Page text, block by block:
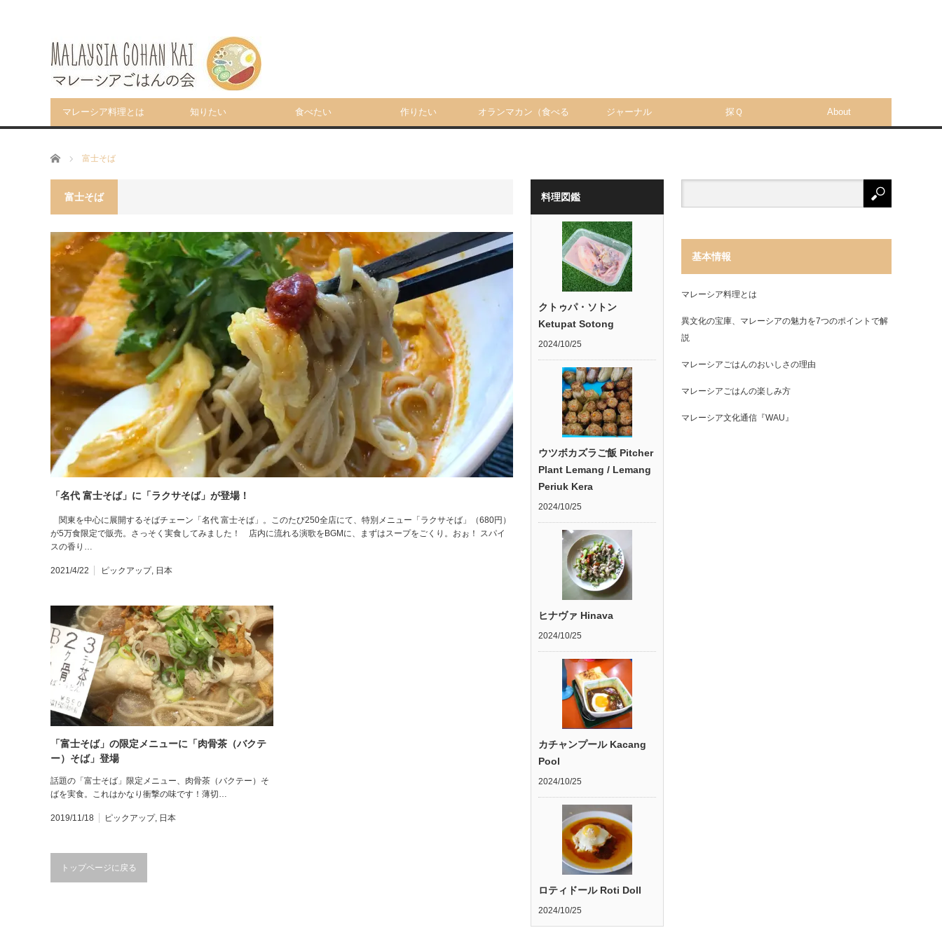
マレーシア料理とは 知りたい 食べたい 作りたい オランマカン（食べる ジャーナル 探Ｑ About
ホーム 富士そば
富士そば
「名代 富士そば」に「ラクサそば」が登場！
関東を中心に展開するそばチェーン「名代 富士そば」。このたび250全店にて、特別メニュー「ラクサそば」（680円）
が5万食限定で販売。さっそく実食してみました！ 店内に流れる演歌をBGMに、まずはスープをごくり。おぉ！ スパイ
スの香り…
2021/4/22 ピックアップ, 日本
「富士そば」の限定メニューに「肉骨茶（バクテ
ー）そば」登場
話題の「富士そば」限定メニュー、肉骨茶（バクテー）そ
ばを実食。これはかなり衝撃の味です！薄切…
2019/11/18 ピックアップ, 日本
トップページに戻る
料理図鑑
クトゥパ・ソトン
Ketupat Sotong
2024/10/25
ウツボカズラご飯 Pitcher
Plant Lemang / Lemang
Periuk Kera
2024/10/25
ヒナヴァ Hinava
2024/10/25
カチャンプール Kacang
Pool
2024/10/25
ロティドール Roti Doll
2024/10/25
基本情報
マレーシア料理とは
異文化の宝庫、マレーシアの魅力を7つのポイントで解
説
マレーシアごはんのおいしさの理由
マレーシアごはんの楽しみ方
マレーシア文化通信『WAU』